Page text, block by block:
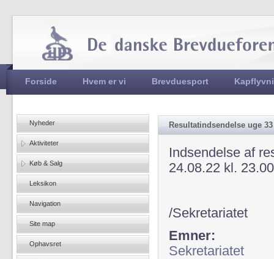
Hovedmenu
Forside Hvem er vi Brevduesport
Resultatindsendelse uge 33
Indsendelse af
24.08.22 kl. 23.00
/Sekretariatet
Emner:
Sekretariatet
Nyheder
Aktiviteter
Køb & Salg
Leksikon
Navigation
Site map
Ophavsret